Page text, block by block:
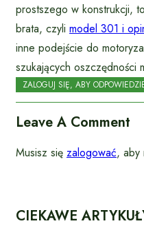
prostszego w konstrukcji,
brata, czyli model 301 i
inne podejście do
szukających oszczędności
ZALOGUJ SIĘ, ABY
Leave A Comment
Musisz się zalogować, aby
CIEKAWE